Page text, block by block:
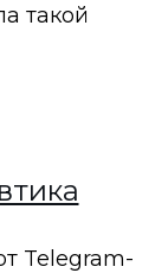
такой
Telegram-